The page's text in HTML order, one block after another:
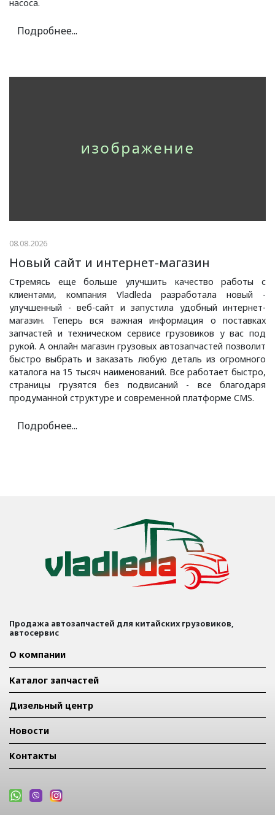
насоса.
Подробнее...
08.08.2026
Новый сайт и интернет-магазин
Стремясь еще больше улучшить качество работы с
клиентами, компания Vladleda разработала новый -
улучшенный - веб-сайт и запустила удобный интернет-
магазин. Теперь вся важная информация о поставках
запчастей и техническом сервисе грузовиков у вас под
рукой. А онлайн магазин грузовых автозапчастей позволит
быстро выбрать и заказать любую деталь из огромного
каталога на 15 тысяч наименований. Все работает быстро,
страницы грузятся без подвисаний - все благодаря
продуманной структуре и современной платформе CMS.
Подробнее...
Продажа автозапчастей для китайских грузовиков,
автосервис
О компании
Каталог запчастей
Дизельный центр
Новости
Контакты